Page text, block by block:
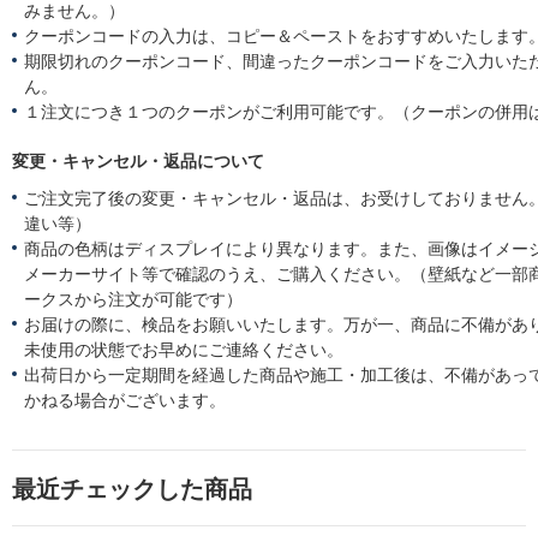
みません。）
クーポンコードの入力は、コピー＆ペーストをおすすめいたします
期限切れのクーポンコード、間違ったクーポンコードをご入力いた
ん。
１注文につき１つのクーポンがご利用可能です。（クーポンの併用
変更・キャンセル・返品について
ご注文完了後の変更・キャンセル・返品は、お受けしておりません
違い等）
商品の色柄はディスプレイにより異なります。また、画像はイメー
メーカーサイト等で確認のうえ、ご購入ください。（壁紙など一部
ークスから注文が可能です）
お届けの際に、検品をお願いいたします。万が一、商品に不備があ
未使用の状態でお早めにご連絡ください。
出荷日から一定期間を経過した商品や施工・加工後は、不備があっ
かねる場合がございます。
最近チェックした商品